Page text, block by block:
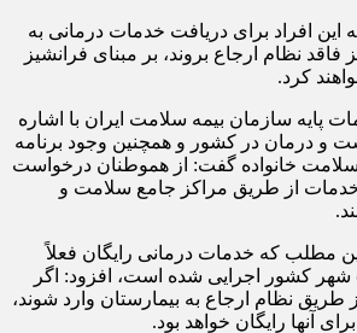
این افراد برای دریافت خدمات درمانی به
نظام ارجاع بروند، بر مبنای فرانشیز
کرد.
پایه سازمان بیمه سلامت ایران با اشاره
و درمان در کشور و همچنین وجود برنامه
خانواده گفت: از هموطنان درخواست
از طریق مراکز جامع سلامت و
مطلب که خدمات درمانی رایگان فعلاً
برای ۳ دهک اول در ۵۹ شهر کشور اجرایی شده است، افزود: اگر
اول از طریق نظام ارجاع به بیمارستان وارد شوند،
آنها رایگان خواهد بود.